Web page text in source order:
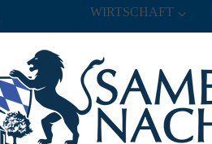
WIRTSCHAFT